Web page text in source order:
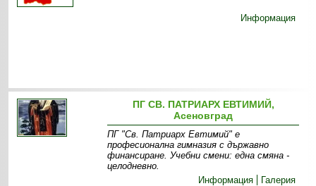
Информация
ПГ СВ. ПАТРИАРХ ЕВТИМИЙ,
Асеновград
ПГ "Св. Патриарх Евтимий" е
професионална гимназия с държавно
финансиране. Учебни смени: една смяна -
целодневно .
Информация
Галерия